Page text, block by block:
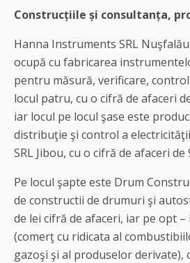
Construcțiile și consultanța,
Hanna Instruments SRL
ocupă cu fabricarea
pentru măsură, verificare,
locul patru, cu o cifră de afaceri
iar locul pe locul şase este
distribuţie şi control a
SRL Jibou, cu o cifră de afaceri de
Pe locul şapte este Drum
de constructii de drumuri şi
de lei cifră de afaceri, iar pe opt –
(comerţ cu ridicata al
gazoşi şi al produselor derivate),